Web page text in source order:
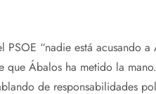
PSOE “nadie está acusando
que Ábalos ha metido la
de responsabilidades